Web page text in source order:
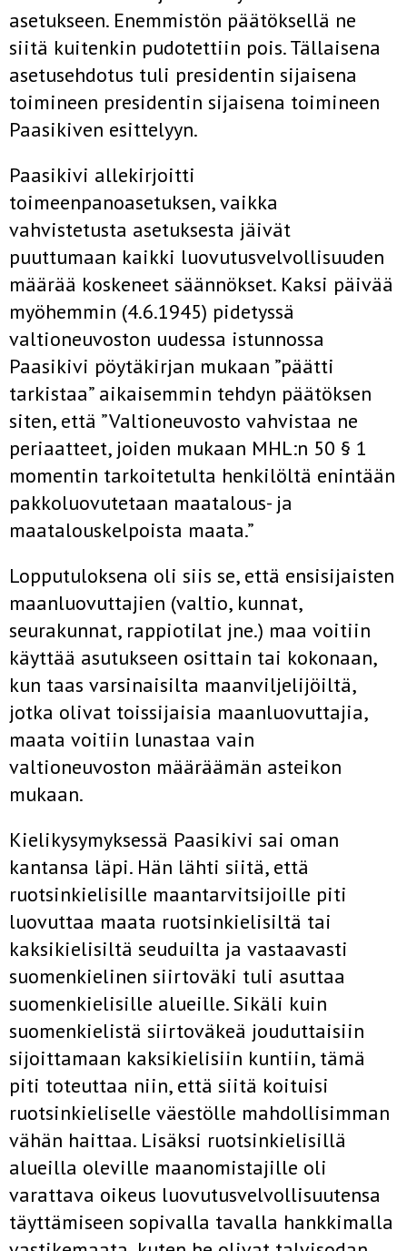
asetukseen. Enemmistön päätöksellä ne
siitä kuitenkin pudotettiin pois. Tällaisena
asetusehdotus tuli presidentin sijaisena
toimineen presidentin sijaisena toimineen
Paasikiven esittelyyn.
Paasikivi allekirjoitti
toimeenpanoasetuksen, vaikka
vahvistetusta asetuksesta jäivät
puuttumaan kaikki luovutusvelvollisuuden
määrää koskeneet säännökset. Kaksi päivää
myöhemmin (4.6.1945) pidetyssä
valtioneuvoston uudessa istunnossa
Paasikivi pöytäkirjan mukaan ”päätti
tarkistaa” aikaisemmin tehdyn päätöksen
siten, että ”Valtioneuvosto vahvistaa ne
periaatteet, joiden mukaan MHL:n 50 § 1
momentin tarkoitetulta henkilöltä enintään
pakkoluovutetaan maatalous- ja
maatalouskelpoista maata.”
Lopputuloksena oli siis se, että ensisijaisten
maanluovuttajien (valtio, kunnat,
seurakunnat, rappiotilat jne.) maa voitiin
käyttää asutukseen osittain tai kokonaan,
kun taas varsinaisilta maanviljelijöiltä,
jotka olivat toissijaisia maanluovuttajia,
maata voitiin lunastaa vain
valtioneuvoston määräämän asteikon
mukaan.
Kielikysymyksessä Paasikivi sai oman
kantansa läpi. Hän lähti siitä, että
ruotsinkielisille maantarvitsijoille piti
luovuttaa maata ruotsinkielisiltä tai
kaksikielisiltä seuduilta ja vastaavasti
suomenkielinen siirtoväki tuli asuttaa
suomenkielisille alueille. Sikäli kuin
suomenkielistä siirtoväkeä jouduttaisiin
sijoittamaan kaksikielisiin kuntiin, tämä
piti toteuttaa niin, että siitä koituisi
ruotsinkieliselle väestölle mahdollisimman
vähän haittaa. Lisäksi ruotsinkielisillä
alueilla oleville maanomistajille oli
varattava oikeus luovutusvelvollisuutensa
täyttämiseen sopivalla tavalla hankkimalla